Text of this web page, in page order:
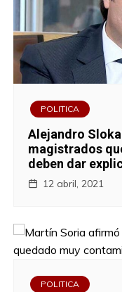
POLITICA
Alejandro
magistrados
deben dar
12 abril, 2021
POLITICA